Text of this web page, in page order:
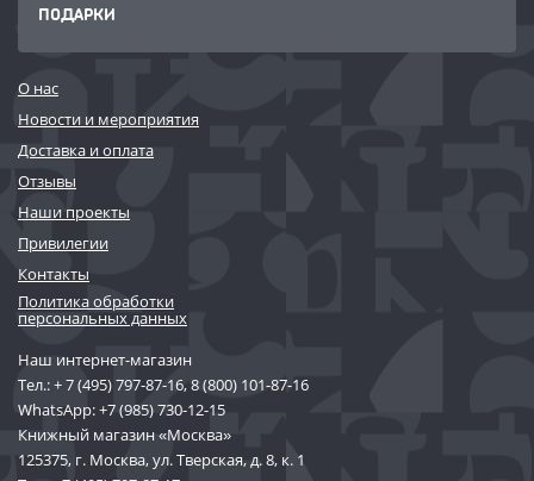
ПОДАРКИ
О нас
Новости и мероприятия
Доставка и оплата
Отзывы
Наши проекты
Привилегии
Контакты
Политика обработки
персональных данных
Наш интернет-магазин
Тел.:+ 7 (495) 797-87-16,8 (800) 101-87-16
WhatsApp:+7 (985) 730-12-15
Книжный магазин «Москва»
125375, г. Москва, ул. Тверская, д. 8, к. 1